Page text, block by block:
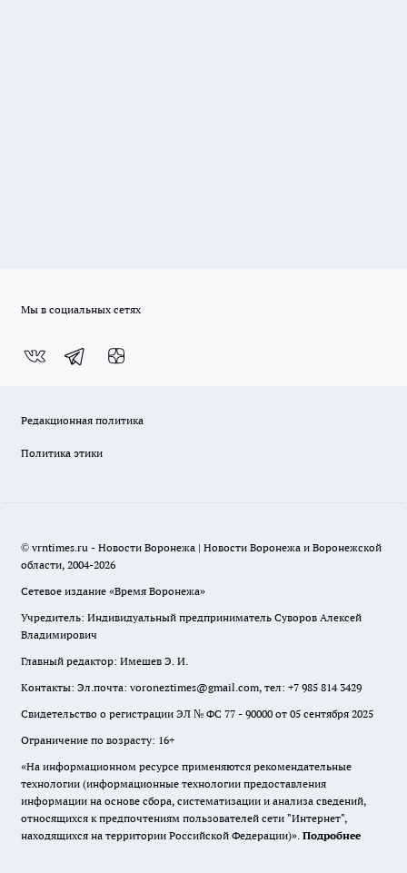
Мы в социальных сетях
Редакционная политика
Политика этики
© vrntimes.ru - Новости Воронежа | Новости Воронежа и Воронежской
области, 2004-2026
Сетевое издание «Время Воронежа»
Учредитель: Индивидуальный предприниматель Суворов Алексей
Владимирович
Главный редактор: Имешев Э. И.
Контакты: Эл.почта: voroneztimes@gmail.com, тел: +7 985 814 3429
Свидетельство о регистрации ЭЛ № ФС 77 - 90000 от 05 сентября 2025
Ограничение по возрасту: 16+
«На информационном ресурсе применяются рекомендательные
технологии (информационные технологии предоставления
информации на основе сбора, систематизации и анализа сведений,
относящихся к предпочтениям пользователей сети "Интернет",
находящихся на территории Российской Федерации)». Подробнее